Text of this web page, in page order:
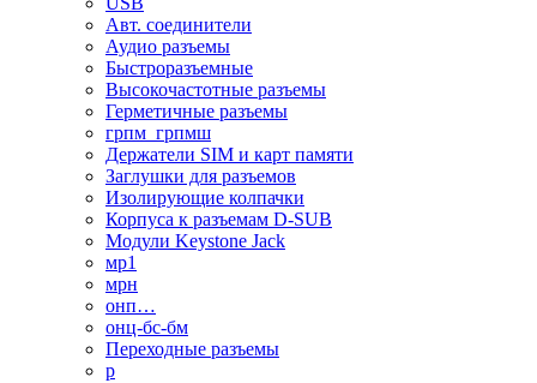
Авт. соединители
Аудио разъемы
Быстроразъемные
Высокочастотные разъемы
Герметичные разъемы
грпм_грпмш
Держатели SIM и карт памяти
Заглушки для разъемов
Изолирующие колпачки
Корпуса к разъемам D-SUB
Модули Keystone Jack
мр1
мрн
онп…
онц-бс-бм
Переходные разъемы
р